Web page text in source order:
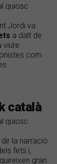
quiosc
Jordi va
a dalt de
viure
com
català
quiosc
la narració
fets i,
gran